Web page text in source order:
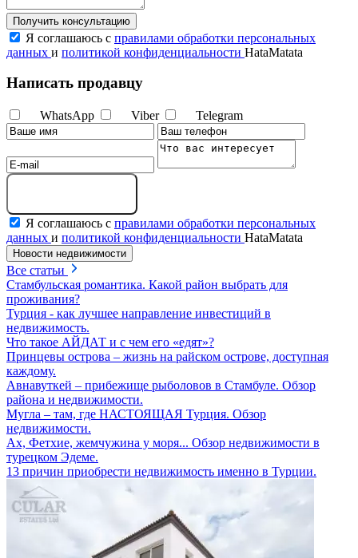
Получить консультацию
Я соглашаюсь с правилами обработки персональных
данных и политикой конфиденциальности HataMatata
Написать продавцу
WhatsApp Viber Telegram
Я соглашаюсь с правилами обработки персональных
данных и политикой конфиденциальности HataMatata
Новости недвижимости
Все статьи
Стамбульская романтика. Какой район выбрать для
проживания?
Турция - как лучшее направление инвестиций в
недвижимость.
Что такое АЙДАТ и с чем его «едят»?
Принцевы острова – жизнь на райском острове, доступная
каждому.
Авнавуткей – прибежище рыболовов в Стамбуле. Обзор
района и недвижимости.
Мугла – там, где НАСТОЯЩАЯ Турция. Обзор
недвижимости.
Ах, Фетхие, жемчужина у моря... Обзор недвижимости в
турецком Эдеме.
13 причин приобрести недвижимость именно в Турции.